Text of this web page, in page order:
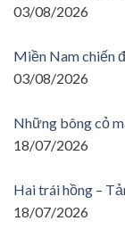
03/08/2026
Miền Nam chiến
03/08/2026
Những bông cỏ
18/07/2026
Hai trái hồng –
18/07/2026